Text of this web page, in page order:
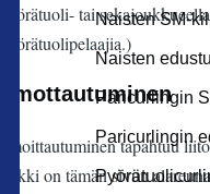
Naisten SM-
Naisten
Paricurlingin
Paricurlingin
pyörätuoli- tai
pyörätuolipelaajia.)
Ilmottautuminen
llmoittautuminen tapahtuu
linkki on tämän sivun